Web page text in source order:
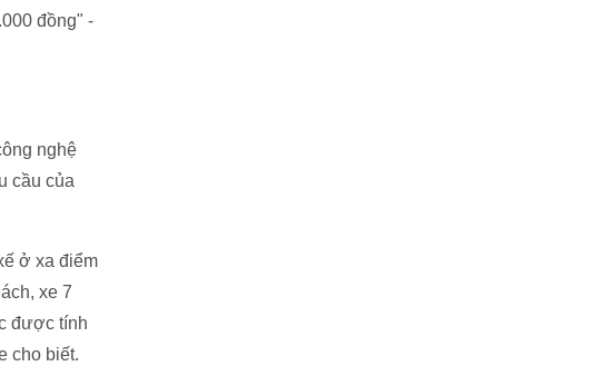
đồng" -
nghệ
cầu của
ở xa điểm
xe 7
được tính
cho biết.